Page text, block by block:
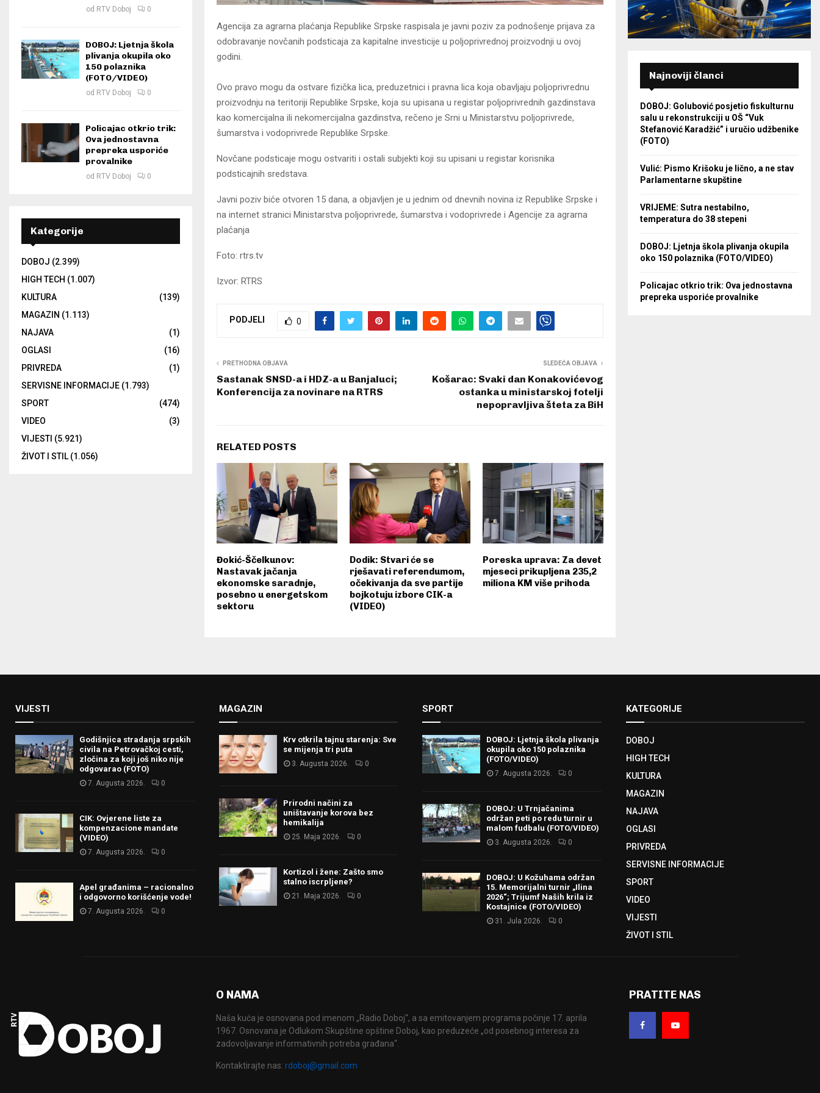
Agencija za agrarna plaćanja Republike Srpske raspisala je javni poziv za podnošenje prijava za
odobravanje novčanih podsticaja za kapitalne investicije u poljoprivrednoj proizvodnji u ovoj
godini.
Ovo pravo mogu da ostvare fizička lica, preduzetnici i pravna lica koja obavljaju poljoprivrednu
proizvodnju na teritoriji Republike Srpske, koja su upisana u registar poljoprivrednih gazdinstava
kao komercijalna ili nekomercijalna gazdinstva, rečeno je Srni u Ministarstvu poljoprivrede,
šumarstva i vodoprivrede Republike Srpske.
Novčane podsticaje mogu ostvariti i ostali subjekti koji su upisani u registar korisnika
podsticajnih sredstava.
Јavni poziv biće otvoren 15 dana, a objavljen je u jednim od dnevnih novina iz Republike Srpske i
na internet stranici Ministarstva poljoprivrede, šumarstva i vodoprivrede i Agencije za agrarna
plaćanja
Foto: rtrs.tv
Izvor: RTRS
PODJELI 0
PRETHODNA OBJAVA
Sastanak SNSD-a i HDZ-a u Banjaluci;
Konferencija za novinare na RTRS
SLEDEĆA OBJAVA
Košarac: Svaki dan Konakovićevog
ostanka u ministarskoj fotelji
nepopravljiva šteta za BiH
RELATED POSTS
Đokić-Ščelkunov:
Nastavak jačanja
ekonomske saradnje,
posebno u energetskom
sektoru
Dodik: Stvari će se
rješavati referendumom,
očekivanja da sve partije
bojkotuju izbore CIK-a
(VIDEO)
Poreska uprava: Za devet
mjeseci prikupljena 235,2
miliona KM više prihoda
od RTV Doboj 0
DOBOJ: Ljetnja škola
plivanja okupila oko
150 polaznika
(FOTO/VIDEO)
od RTV Doboj 0
Policajac otkrio trik:
Ova jednostavna
prepreka usporiće
provalnike
od RTV Doboj 0
Kategorije
DOBOJ (2.399)
HIGH TECH (1.007)
KULTURA
(139)
MAGAZIN (1.113)
NAJAVA
(1)
OGLASI
(16)
PRIVREDA
(1)
SERVISNE INFORMACIJE (1.793)
SPORT
(474)
VIDEO
(3)
VIJESTI (5.921)
ŽIVOT I STIL(1.056)
Najnoviji članci
DOBOJ: Golubović posjetio fiskulturnu
salu u rekonstrukciji u OŠ “Vuk
Stefanović Karadžić” i uručio udžbenike
(FOTO)
Vulić: Pismo Krišoku je lično, a ne stav
Parlamentarne skupštine
VRIJEME: Sutra nestabilno,
temperatura do 38 stepeni
DOBOJ: Ljetnja škola plivanja okupila
oko 150 polaznika (FOTO/VIDEO)
Policajac otkrio trik: Ova jednostavna
prepreka usporiće provalnike
VIJESTI
Godišnjica stradanja srpskih
civila na Petrovačkoj cesti,
zločina za koji još niko nije
odgovarao (FOTO)
7. Augusta 2026. 0
CIK: Ovjerene liste za
kompenzacione mandate
(VIDEO)
7. Augusta 2026. 0
Apel građanima – racionalno
i odgovorno korišćenje vode!
7. Augusta 2026. 0
MAGAZIN
Krv otkrila tajnu starenja: Sve
se mijenja tri puta
3. Augusta 2026. 0
Prirodni načini za
uništavanje korova bez
hemikalija
25. Maja 2026. 0
Kortizol i žene: Zašto smo
stalno iscrpljene?
21. Maja 2026. 0
SPORT
DOBOJ: Ljetnja škola plivanja
okupila oko 150 polaznika
(FOTO/VIDEO)
7. Augusta 2026. 0
DOBOJ: U Trnjačanima
održan peti po redu turnir u
malom fudbalu (FOTO/VIDEO)
3. Augusta 2026. 0
DOBOJ: U Kožuhama održan
15. Memorijalni turnir „Ilina
2026“; Trijumf Naših krila iz
Kostajnice (FOTO/VIDEO)
31. Jula 2026. 0
KATEGORIJE
DOBOJ
HIGH TECH
KULTURA
MAGAZIN
NAJAVA
OGLASI
PRIVREDA
SERVISNE INFORMACIJE
SPORT
VIDEO
VIJESTI
ŽIVOT I STIL
O NAMA
Naša kuća je osnovana pod imenom „Radio Doboj“, a sa emitovanjem programa počinje 17. aprila
1967. Osnovana je Odlukom Skupštine opštine Doboj, kao preduzeće „od posebnog interesa za
zadovoljavanje informativnih potreba građana“.
Kontaktirajte nas: rdoboj@gmail.com
PRATITE NAS